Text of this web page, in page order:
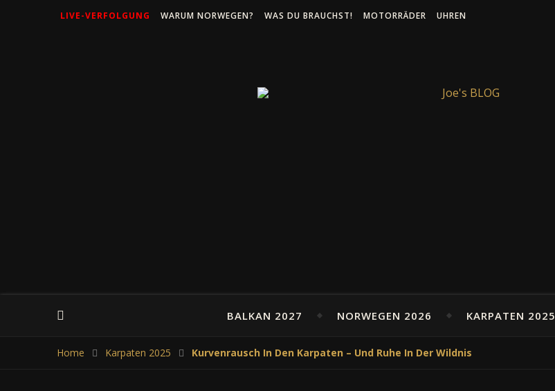
LIVE-VERFOLGUNG WARUM NORWEGEN? WAS DU BRAUCHST! MOTORRÄDER UHREN
BALKAN 2027 NORWEGEN 2026 KARPATEN 2025
Home Karpaten 2025 Kurvenrausch In Den Karpaten – Und Ruhe In Der Wildnis